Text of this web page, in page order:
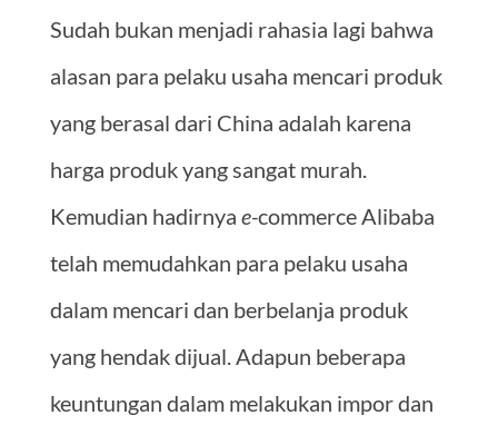
Sudah bukan menjadi rahasia lagi bahwa
alasan para pelaku usaha mencari produk
yang berasal dari China adalah karena
harga produk yang sangat murah.
Kemudian hadirnya e-commerce Alibaba
telah memudahkan para pelaku usaha
dalam mencari dan berbelanja produk
yang hendak dijual. Adapun beberapa
keuntungan dalam melakukan impor dan